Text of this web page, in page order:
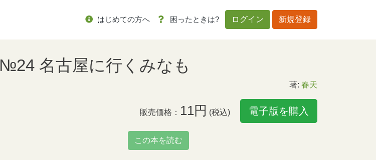
はじめての方へ 困ったときは? ログイン 新規登録
№24 名古屋に行くみなも
著: 春天
販売価格： 11円 (税込) 電子版を購入
この本を読む